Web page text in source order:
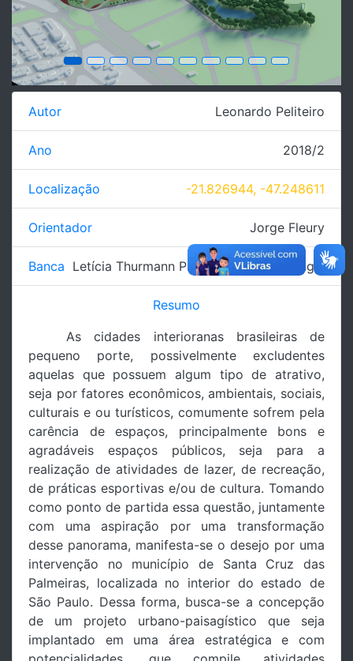
Autor Leonardo Peliteiro
Ano 2018/2
Localização -21.826944, -47.248611
Orientador Jorge Fleury
Banca Letícia Thurmann Prudente ,Thiago Rangel
Resumo
As cidades interioranas brasileiras de
pequeno porte, possivelmente excludentes
aquelas que possuem algum tipo de atrativo,
seja por fatores econômicos, ambientais, sociais,
culturais e ou turísticos, comumente sofrem pela
carência de espaços, principalmente bons e
agradáveis espaços públicos, seja para a
realização de atividades de lazer, de recreação,
de práticas esportivas e/ou de cultura. Tomando
como ponto de partida essa questão, juntamente
com uma aspiração por uma transformação
desse panorama, manifesta-se o desejo por uma
intervenção no município de Santa Cruz das
Palmeiras, localizada no interior do estado de
São Paulo. Dessa forma, busca-se a concepção
de um projeto urbano-paisagístico que seja
implantado em uma área estratégica e com